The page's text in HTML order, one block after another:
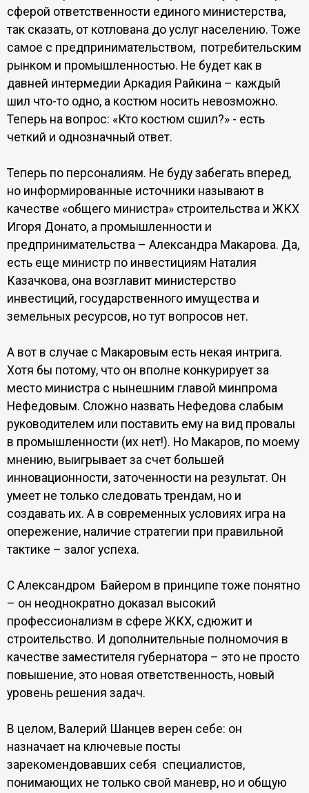
сферой ответственности единого министерства,
так сказать, от котлована до услуг населению. Тоже
самое с предпринимательством, потребительским
рынком и промышленностью. Не будет как в
давней интермедии Аркадия Райкина – каждый
шил что-то одно, а костюм носить невозможно.
Теперь на вопрос: «Кто костюм сшил?» - есть
четкий и однозначный ответ.
Теперь по персоналиям. Не буду забегать вперед,
но информированные источники называют в
качестве «общего министра» строительства и ЖКХ
Игоря Донато, а промышленности и
предпринимательства – Александра Макарова. Да,
есть еще министр по инвестициям Наталия
Казачкова, она возглавит министерство
инвестиций, государственного имущества и
земельных ресурсов, но тут вопросов нет.
А вот в случае с Макаровым есть некая интрига.
Хотя бы потому, что он вполне конкурирует за
место министра с нынешним главой минпрома
Нефедовым. Сложно назвать Нефедова слабым
руководителем или поставить ему на вид провалы
в промышленности (их нет!). Но Макаров, по моему
мнению, выигрывает за счет большей
инновационности, заточенности на результат. Он
умеет не только следовать трендам, но и
создавать их. А в современных условиях игра на
опережение, наличие стратегии при правильной
тактике – залог успеха.
С Александром Байером в принципе тоже понятно
– он неоднократно доказал высокий
профессионализм в сфере ЖКХ, сдюжит и
строительство. И дополнительные полномочия в
качестве заместителя губернатора – это не просто
повышение, это новая ответственность, новый
уровень решения задач.
В целом, Валерий Шанцев верен себе: он
назначает на ключевые посты
зарекомендовавших себя специалистов,
понимающих не только свой маневр, но и общую